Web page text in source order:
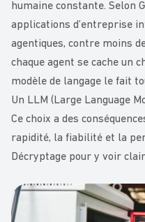
humaine constante. Selon
applications d’entreprise
agentiques, contre moins
chaque agent se cache un
modèle de langage le fait
Un LLM (Large Language
Ce choix a des
rapidité, la fiabilité et la
Décryptage pour y voir